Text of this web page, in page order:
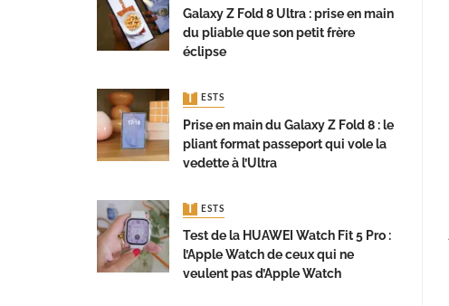
Galaxy Z Fold 8 Ultra : prise en main
du pliable que son petit frère
éclipse
TESTS
Prise en main du Galaxy Z Fold 8 : le
pliant format passeport qui vole la
vedette à l’Ultra
TESTS
Test de la HUAWEI Watch Fit 5 Pro :
l’Apple Watch de ceux qui ne
veulent pas d’Apple Watch